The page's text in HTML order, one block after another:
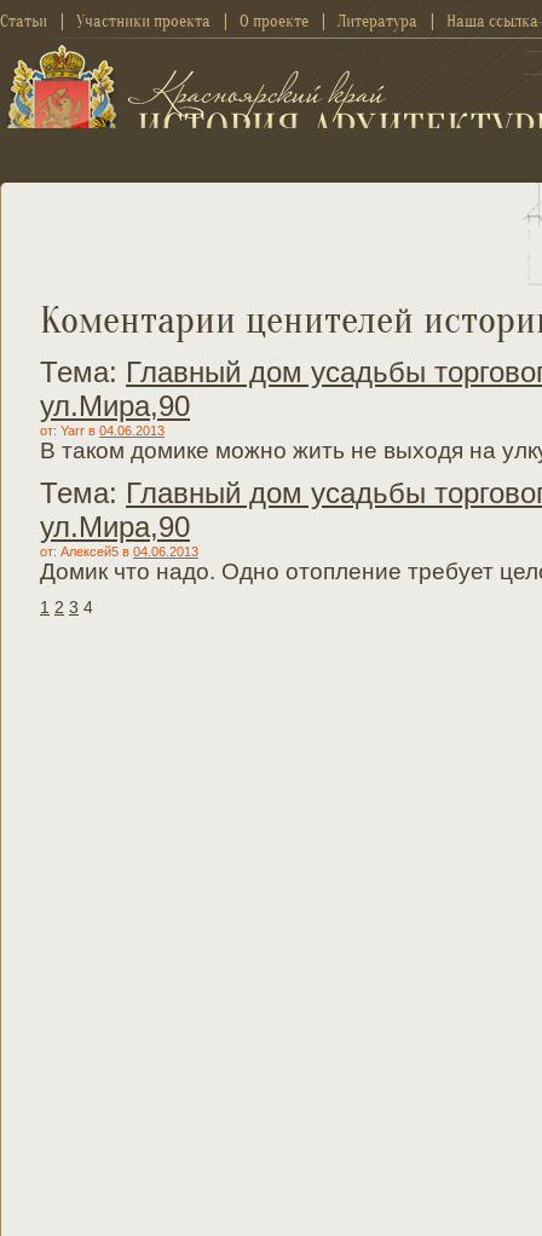
Статьи Участники проекта О проекте Литература Наша ссылка
Коментарии ценителей
Тема: Главный дом усадьбы
ул.Мира,90
от: Yarr в 04.06.2013
В таком домике можно жить не выходя на
Тема: Главный дом усадьбы
ул.Мира,90
от: Алексей5 в 04.06.2013
Домик что надо. Одно отопление требует
1 2 3 4